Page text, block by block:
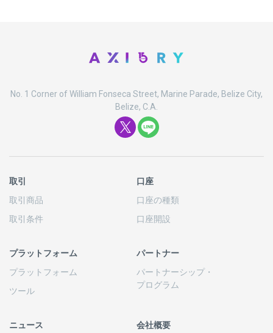
No. 1 Corner of William Fonseca Street, Marine Parade, Belize City,
Belize, C.A.
取引
取引商品
取引条件
口座
口座の種類
口座開設
プラットフォーム
プラットフォーム
ツール
パートナー
パートナーシップ・
プログラム
ニュース
会社概要